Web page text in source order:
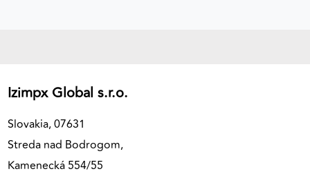
Izimpx Global s.r.o.
Slovakia, 07631
Streda nad Bodrogom,
Kamenecká 554/55